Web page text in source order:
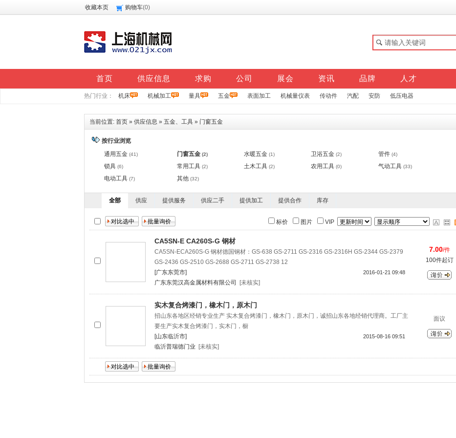
收藏本页 购物车(0)
首页 供应信息 求购 公司 展会 资讯 品牌 人才
热门行业： 机床 机械加工 量具 五金 表面加工 机械量仪表 传动件 汽配 安防 低压电器
当前位置: 首页 » 供应信息 » 五金、工具 » 门窗五金
按行业浏览
通用五金 (41) 门窗五金 (2) 水暖五金 (1) 卫浴五金 (2) 管件 (4)
锁具 (6) 常用工具 (2) 土木工具 (2) 农用工具 (0) 气动工具 (33)
电动工具 (7) 其他 (32)
全部 供应 提供服务 供应二手 提供加工 提供合作 库存
标价 图片 VIP
CA5SN-E CA260S-G 钢材
CA5SN-ECA260S-G 钢材德国钢材：GS-638 GS-2711 GS-2316 GS-2316H GS-2344 GS-2379
GS-2436 GS-2510 GS-2688 GS-2711 GS-2738 12
2016-01-21 09:48
[广东东莞市]
广东东莞汉高金属材料有限公司
[未核实]
7.00/件
100件起订
实木复合烤漆门，橡木门，原木门
招山东各地区经销专业生产 实木复合烤漆门，橡木门，原木门，诚招山东各地经销代理商。工厂主
要生产实木复合烤漆门，实木门，橱
2015-08-16 09:51
[山东临沂市]
临沂普瑞德门业
[未核实]
面议